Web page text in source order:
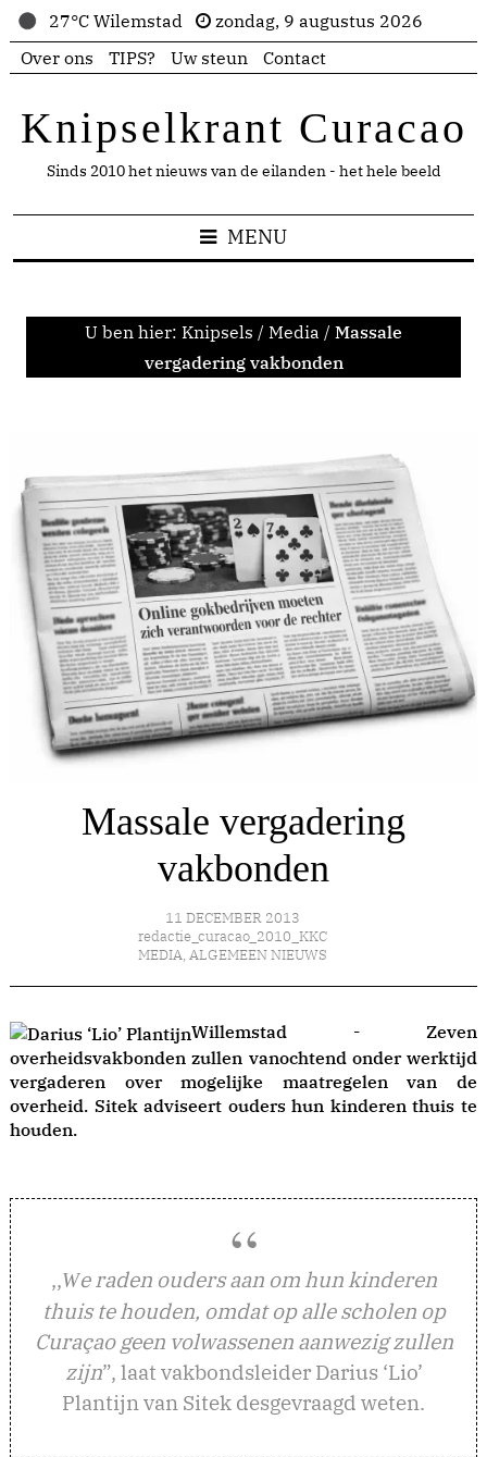
27°C Wilemstad
zondag, 9 augustus 2026
Over ons
TIPS? Uw steun Contact
Knipselkrant Curacao
Sinds 2010 het nieuws van de eilanden - het hele beeld
MENU
U ben hier: Knipsels / Media / Massale
vergadering vakbonden
Massale vergadering
vakbonden
11 DECEMBER 2013
redactie_curacao_2010_KKC
MEDIA, ALGEMEEN NIEUWS
Willemstad - Zeven
overheidsvakbonden zullen vanochtend onder werktijd
vergaderen over mogelijke maatregelen van de
overheid. Sitek adviseert ouders hun kinderen thuis te
houden.
,,We raden ouders aan om hun kinderen
thuis te houden, omdat op alle scholen op
Curaçao geen volwassenen aanwezig zullen
zijn”, laat vakbondsleider Darius ‘Lio’
Plantijn van Sitek desgevraagd weten.